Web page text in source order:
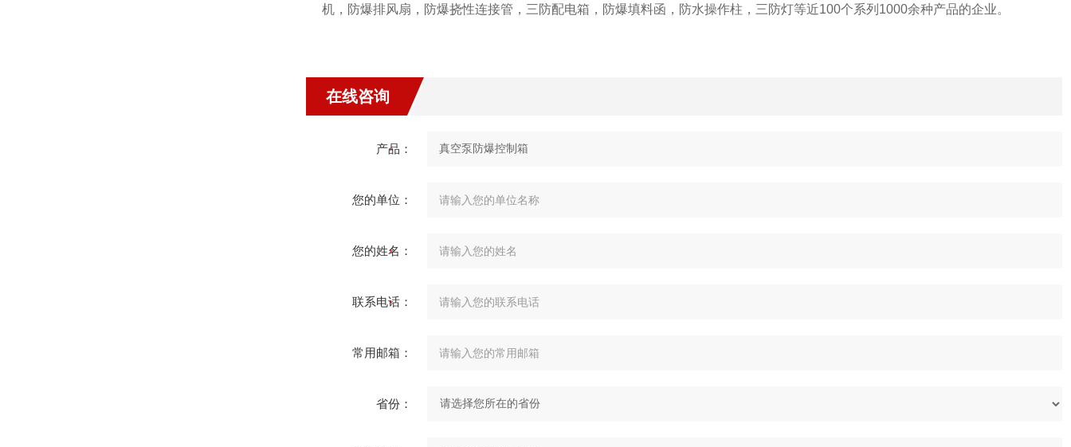
机，防爆排风扇，防爆挠性连接管，三防配电箱，防爆填料函，防水操作柱，三防灯等近100个系列1000余种产品的企业。
在线咨询
产品：
您的单位：
您的姓名：
联系电话：
常用邮箱：
省份：